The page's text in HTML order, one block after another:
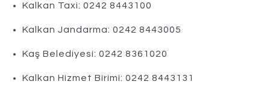
Kalkan Taxi: 0242 8443100
Kalkan Jandarma: 0242 8443005
Kaş Belediyesi: 0242 8361020
Kalkan Hizmet Birimi: 0242 8443131